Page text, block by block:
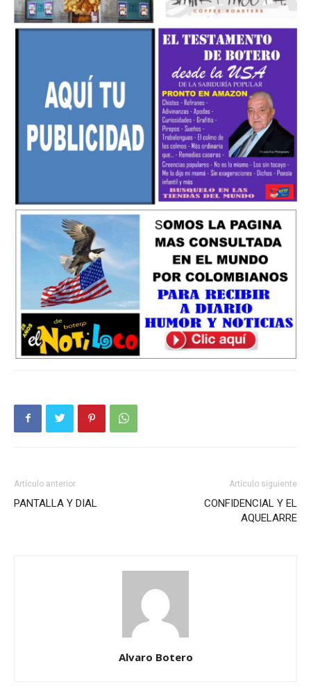
Artículo anterior
PANTALLA Y DIAL
Artículo siguiente
CONFIDENCIAL Y EL
AQUELARRE
Alvaro Botero